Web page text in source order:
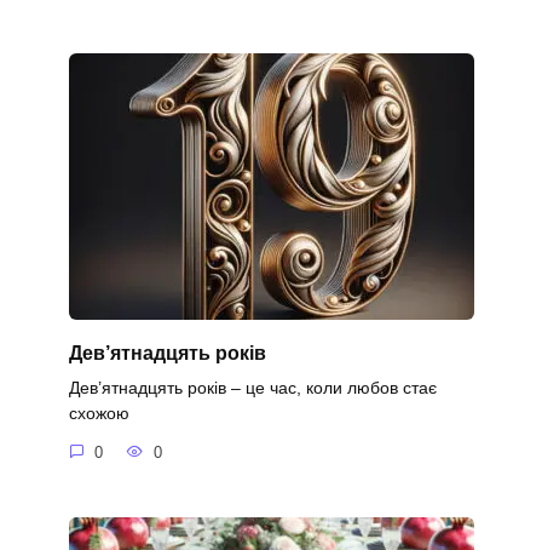
Дев’ятнадцять років
Дев’ятнадцять років – це час, коли любов стає
схожою
0 0